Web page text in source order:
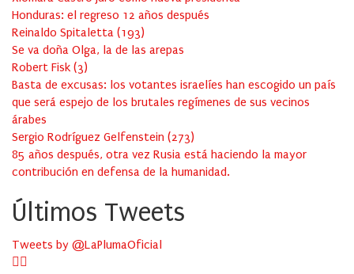
Honduras: el regreso 12 años después
Reinaldo Spitaletta (193)
Se va doña Olga, la de las arepas
Robert Fisk (3)
Basta de excusas: los votantes israelíes han escogido un país
que será espejo de los brutales regímenes de sus vecinos
árabes
Sergio Rodríguez Gelfenstein (273)
85 años después, otra vez Rusia está haciendo la mayor
contribución en defensa de la humanidad.
Últimos Tweets
Tweets by @LaPlumaOficial